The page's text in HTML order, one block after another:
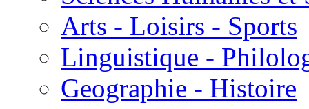
Arts - Loisirs - Sports
Linguistique -
Geographie - Histoire